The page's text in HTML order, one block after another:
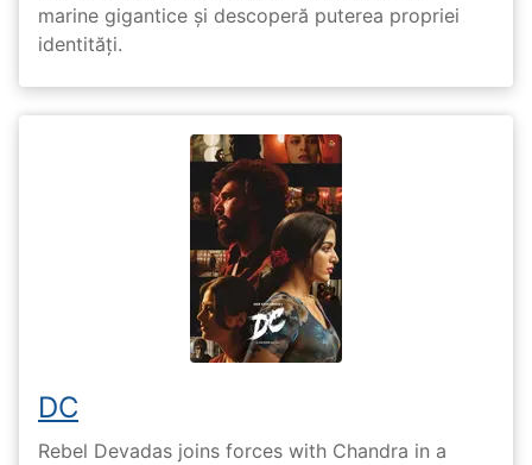
marine gigantice și descoperă puterea propriei
identități.
DC
Rebel Devadas joins forces with Chandra in a